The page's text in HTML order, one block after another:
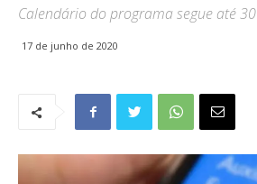
Calendário do programa segue até
17 de junho de 2020